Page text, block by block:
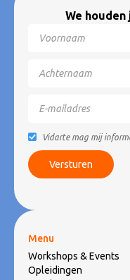
We
Vidarte mag mij
Menu
Workshops & Events
Opleidingen